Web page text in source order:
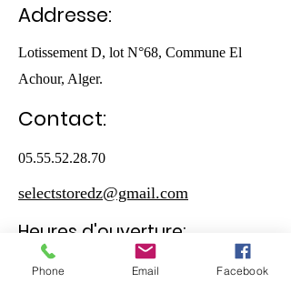
Addresse:
Lotissement D, lot N°68, Commune El
Achour, Alger.
Contact:
05.55.52.28.70
selectstoredz@gmail.com
Heures d'ouverture:
Samedi - Jeudi 10:30 – 19:00
Phone Email Facebook